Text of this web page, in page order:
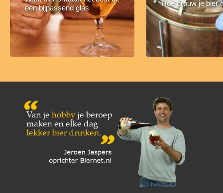
een bijpassend glas
Hoe brouw je bier?